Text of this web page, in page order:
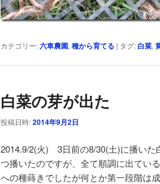
カテゴリー:六車農園, 種から育てる | タグ:白菜,
白菜の芽が出た
投稿日時:2014年9月2日
2014.9/2(火) 3日前の8/30(土)に播いた
つ播いたのですが、全て順調に出てい
への種蒔きでしたが何とか第一段階は